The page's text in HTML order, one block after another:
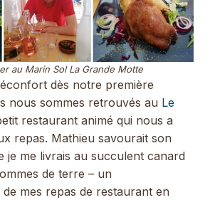
au Marin Sol La Grande Motte
dès notre première
nous sommes retrouvés au Le
restaurant animé qui nous a
repas. Mathieu savourait son
je me livrais au succulent canard
de terre – un
mes repas de restaurant en